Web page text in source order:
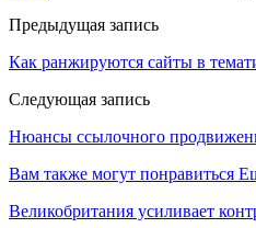
Предыдущая запись
Как ранжируются сайты в
Следующая запись
Нюансы ссылочного
Вам также могут понравиться
Великобритания усиливает